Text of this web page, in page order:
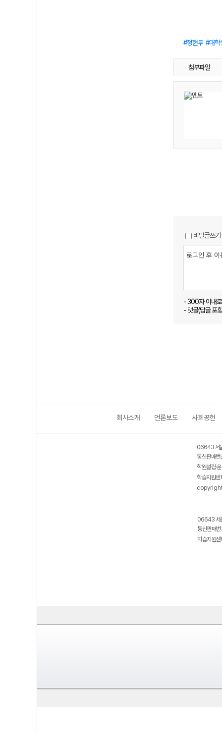
정현두 대학
첨부파일
비밀글쓰기
- 300자 이내
- 댓글(답글 포
회사소개 언론보도 사회공헌
06643 서
통신판매
학원설립·
학습지원
06643 서
통신판매
학습지원